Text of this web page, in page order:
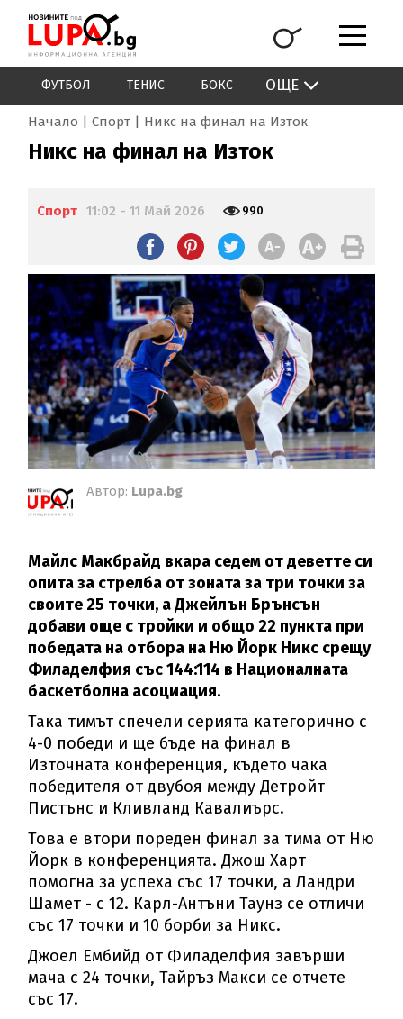
ФУТБОЛ ТЕНИС БОКС ОЩЕ
Начало Спорт Никс на финал на Изток
Никс на финал на Изток
Спорт 11:02 - 11 Май 2026 990
Автор: Lupa.bg
Майлс Макбрайд вкара седем от деветте си
опита за стрелба от зоната за три точки за
своите 25 точки, а Джейлън Брънсън
добави още с тройки и общо 22 пункта при
победата на отбора на Ню Йорк Никс срещу
Филаделфия със 144:114 в Националната
баскетболна асоциация.
Така тимът спечели серията категорично с
4-0 победи и ще бъде на финал в
Източната конференция, където чака
победителя от двубоя между Детройт
Пистънс и Кливланд Кавалиърс.
Това е втори пореден финал за тима от Ню
Йорк в конференцията. Джош Харт
помогна за успеха със 17 точки, а Ландри
Шамет - с 12. Карл-Антъни Таунз се отличи
със 17 точки и 10 борби за Никс.
Джоел Ембийд от Филаделфия завърши
мача с 24 точки, Тайръз Макси се отчете
със 17.